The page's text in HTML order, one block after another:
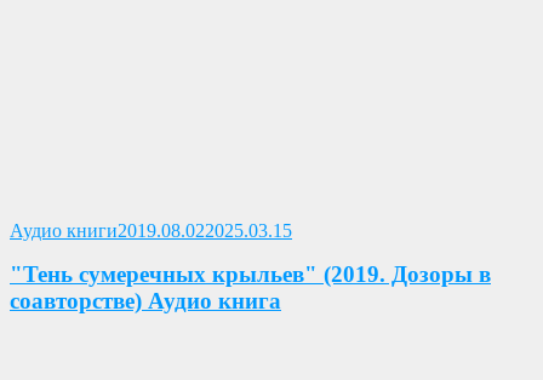
Аудио книгиОпубликовано
2019.08.022025.03.15
"Тень сумеречных крыльев" (2019. Дозоры в
соавторстве) Аудио книга